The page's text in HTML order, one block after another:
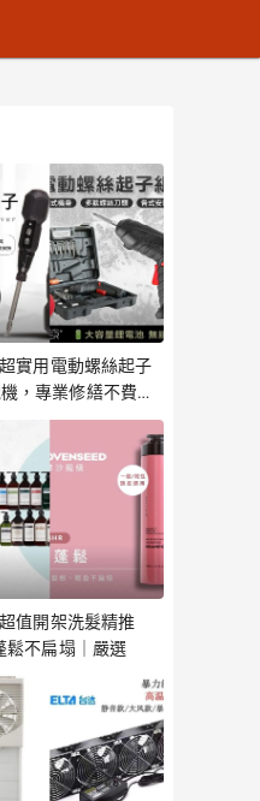
實用電動螺絲起子
，專業修繕不費力
值開架洗髮精推
鬆不扁塌｜嚴選